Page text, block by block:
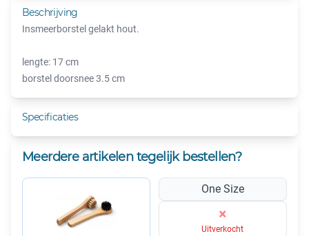
Beschrijving
Insmeerborstel gelakt hout.
lengte: 17 cm
borstel doorsnee 3.5 cm
Specificaties
Meerdere artikelen tegelijk bestellen?
One Size
×
Uitverkocht